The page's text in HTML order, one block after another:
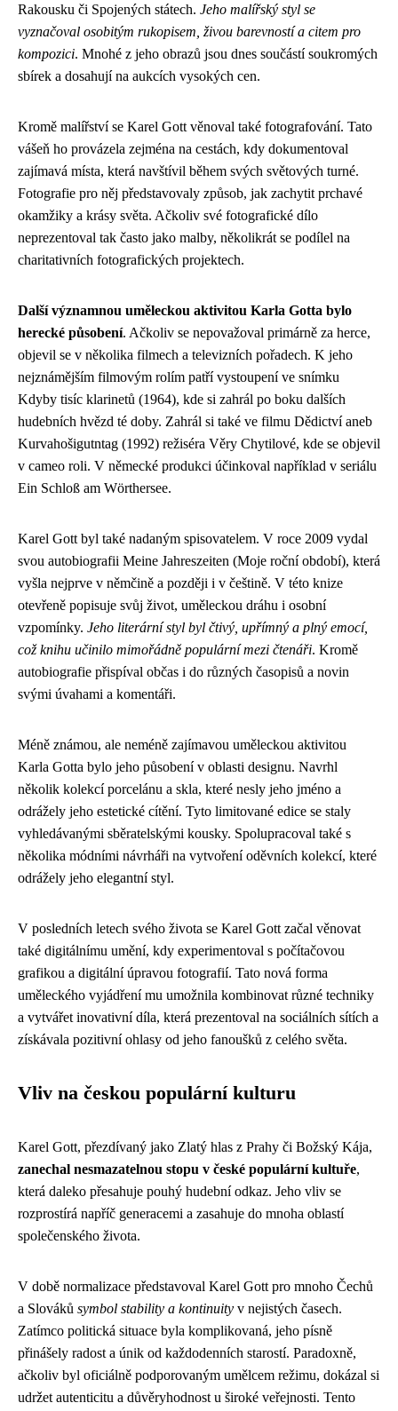
Rakousku či Spojených státech. Jeho malířský styl se
vyznačoval osobitým rukopisem, živou barevností a citem pro
kompozici. Mnohé z jeho obrazů jsou dnes součástí soukromých
sbírek a dosahují na aukcích vysokých cen.
Kromě malířství se Karel Gott věnoval také fotografování. Tato
vášeň ho provázela zejména na cestách, kdy dokumentoval
zajímavá místa, která navštívil během svých světových turné.
Fotografie pro něj představovaly způsob, jak zachytit prchavé
okamžiky a krásy světa. Ačkoliv své fotografické dílo
neprezentoval tak často jako malby, několikrát se podílel na
charitativních fotografických projektech.
Další významnou uměleckou aktivitou Karla Gotta bylo
herecké působení. Ačkoliv se nepovažoval primárně za herce,
objevil se v několika filmech a televizních pořadech. K jeho
nejznámějším filmovým rolím patří vystoupení ve snímku
Kdyby tisíc klarinetů (1964), kde si zahrál po boku dalších
hudebních hvězd té doby. Zahrál si také ve filmu Dědictví aneb
Kurvahošigutntag (1992) režiséra Věry Chytilové, kde se objevil
v cameo roli. V německé produkci účinkoval například v seriálu
Ein Schloß am Wörthersee.
Karel Gott byl také nadaným spisovatelem. V roce 2009 vydal
svou autobiografii Meine Jahreszeiten (Moje roční období), která
vyšla nejprve v němčině a později i v češtině. V této knize
otevřeně popisuje svůj život, uměleckou dráhu i osobní
vzpomínky. Jeho literární styl byl čtivý, upřímný a plný emocí,
což knihu učinilo mimořádně populární mezi čtenáři. Kromě
autobiografie přispíval občas i do různých časopisů a novin
svými úvahami a komentáři.
Méně známou, ale neméně zajímavou uměleckou aktivitou
Karla Gotta bylo jeho působení v oblasti designu. Navrhl
několik kolekcí porcelánu a skla, které nesly jeho jméno a
odrážely jeho estetické cítění. Tyto limitované edice se staly
vyhledávanými sběratelskými kousky. Spolupracoval také s
několika módními návrháři na vytvoření oděvních kolekcí, které
odrážely jeho elegantní styl.
V posledních letech svého života se Karel Gott začal věnovat
také digitálnímu umění, kdy experimentoval s počítačovou
grafikou a digitální úpravou fotografií. Tato nová forma
uměleckého vyjádření mu umožnila kombinovat různé techniky
a vytvářet inovativní díla, která prezentoval na sociálních sítích a
získávala pozitivní ohlasy od jeho fanoušků z celého světa.
Vliv na českou populární kulturu
Karel Gott, přezdívaný jako Zlatý hlas z Prahy či Božský Kája,
zanechal nesmazatelnou stopu v české populární kultuře,
která daleko přesahuje pouhý hudební odkaz. Jeho vliv se
rozprostírá napříč generacemi a zasahuje do mnoha oblastí
společenského života.
V době normalizace představoval Karel Gott pro mnoho Čechů
a Slováků symbol stability a kontinuity v nejistých časech.
Zatímco politická situace byla komplikovaná, jeho písně
přinášely radost a únik od každodenních starostí. Paradoxně,
ačkoliv byl oficiálně podporovaným umělcem režimu, dokázal si
udržet autenticitu a důvěryhodnost u široké veřejnosti. Tento